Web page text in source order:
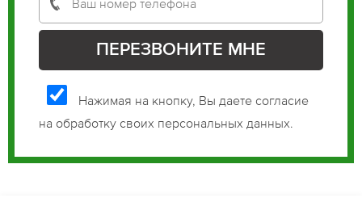
Нажимая на кнопку, Вы даете согласие
на обработку своих персональных данных.